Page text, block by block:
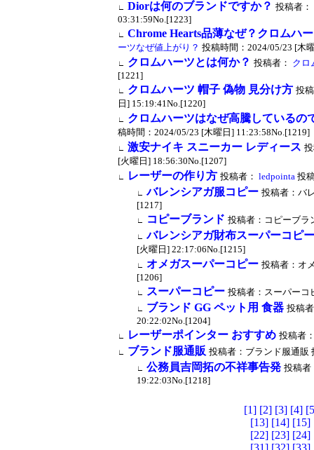
∟ Diorは何のブランドですか？ 投稿者：
03:31:59No.[1223]
∟ Chrome Hearts品薄なぜ？クロムハ
ーツなぜ値上がり？ 投稿時間：2024/05/23 [木
∟ クロムハーツとは何か？ 投稿者： クロ
[1221]
∟ クロムハーツ 帽子 偽物 見分け方 投
日] 15:19:41No.[1220]
∟ クロムハーツはなぜ高騰しているの
稿時間：2024/05/23 [木曜日] 11:23:58No.[1219]
∟ 激安ナイキ スニーカー レディース
[火曜日] 18:56:30No.[1207]
∟ レーザーの作り方 投稿者： ledpointa 投
∟ バレンシアガ服コピー 投稿者：バ
[1217]
∟ コピーブランド 投稿者：コピーブラ
∟ バレンシアガ財布スーパーコピー
[火曜日] 22:17:06No.[1215]
∟ オメガスーパーコピー 投稿者：オ
[1206]
∟ スーパーコピー 投稿者：スーパーコ
∟ ブランド GG ペット用 食器 投稿
20:22:02No.[1204]
∟ レーザーポインター おすすめ 投稿者
∟ ブランド服通販 投稿者：ブランド服通販
∟ 公務員吉岡拓の不祥事告発 投稿者
19:22:03No.[1218]
[1] [2] [3] [4]
[13] [14] [15]
[22] [23] [24]
[31] [32] [33]